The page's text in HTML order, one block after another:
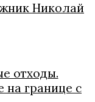
Николай
отходы.
на границе с